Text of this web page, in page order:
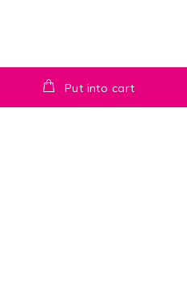
Put into cart